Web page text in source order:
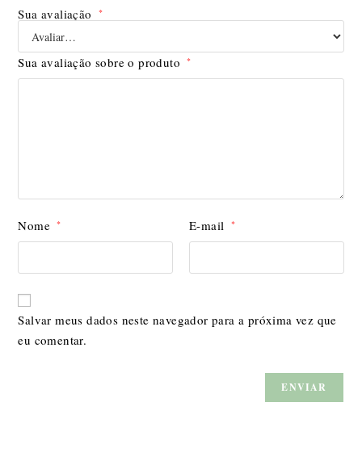
Sua avaliação *
Sua avaliação sobre o produto *
Nome * E-mail *
Salvar meus dados neste navegador para a próxima vez que
eu comentar.